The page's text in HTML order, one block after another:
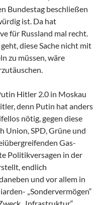
Bundestag beschließen
ist. Da hat
für Russland mal recht.
diese Sache nicht mit
zu müssen, wäre
Hitler 2.0 in Moskau
denn Putin hat anders
nötig, gegen diese
Union, SPD, Grüne und
Gas-
Politikversagen in der
endlich
und vor allem in
„Sondervermögen“